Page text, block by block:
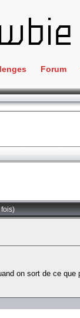
Forum
on sort de ce que